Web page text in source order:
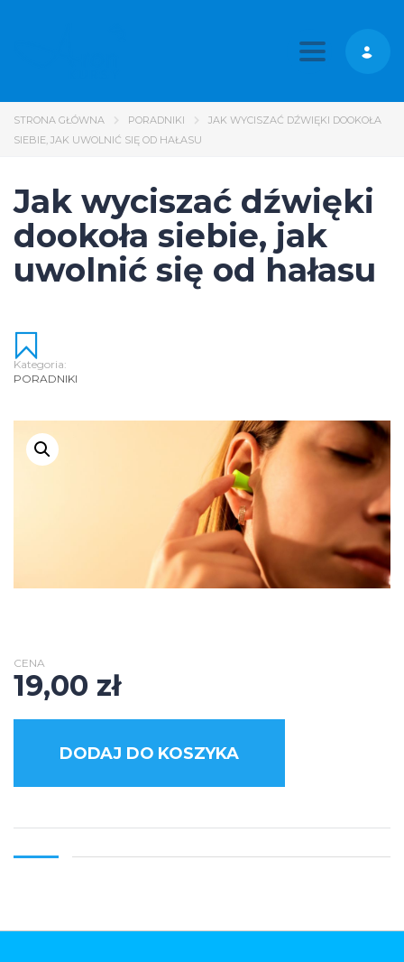
Toggle
STRONA GŁÓWNA PORADNIKI
JAK WYCISZAĆ DŹWIĘKI DOOKOŁA
SIEBIE, JAK UWOLNIĆ SIĘ OD HAŁASU
Jak wyciszać dźwięki
dookoła siebie, jak
uwolnić się od hałasu
Kategoria:
PORADNIKI
CENA
19,00 zł
DODAJ DO KOSZYKA